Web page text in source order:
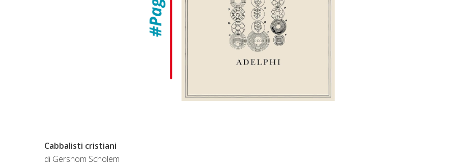
Cabbalisti cristiani
di Gershom Scholem